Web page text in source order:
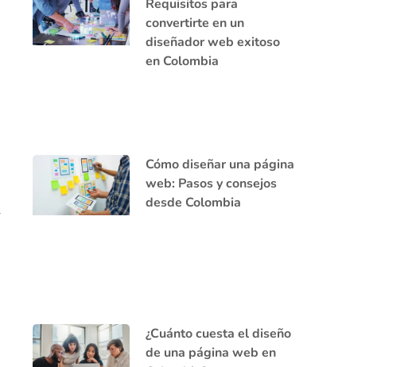
Requisitos para
convertirte en un
diseñador web exitoso
en Colombia
Cómo diseñar una página
web: Pasos y consejos
desde Colombia
¿Cuánto cuesta el diseño
de una página web en